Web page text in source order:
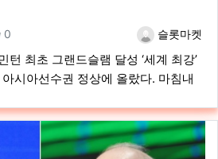
등록자슬롯마켓
추천
0
턴 최초 그랜드슬램 달성 ‘세계 최강’
시아선수권 정상에 올랐다. 마침내